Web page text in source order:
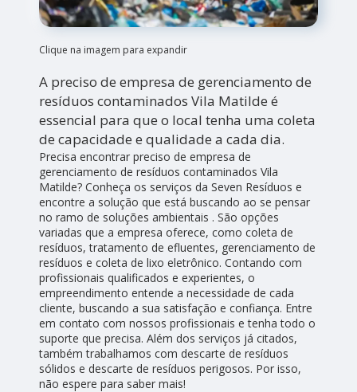
Clique na imagem para expandir
A preciso de empresa de gerenciamento de
resíduos contaminados Vila Matilde é
essencial para que o local tenha uma coleta
de capacidade e qualidade a cada dia.
Precisa encontrar preciso de empresa de
gerenciamento de resíduos contaminados Vila
Matilde? Conheça os serviços da Seven Resíduos e
encontre a solução que está buscando ao se pensar
no ramo de soluções ambientais . São opções
variadas que a empresa oferece, como coleta de
resíduos, tratamento de efluentes, gerenciamento de
resíduos e coleta de lixo eletrônico. Contando com
profissionais qualificados e experientes, o
empreendimento entende a necessidade de cada
cliente, buscando a sua satisfação e confiança. Entre
em contato com nossos profissionais e tenha todo o
suporte que precisa. Além dos serviços já citados,
também trabalhamos com descarte de resíduos
sólidos e descarte de resíduos perigosos. Por isso,
não espere para saber mais!